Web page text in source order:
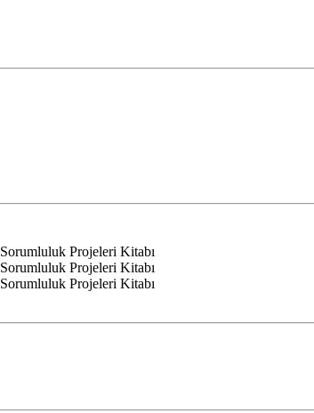
Projeleri Kitabı
Projeleri Kitabı
Projeleri Kitabı